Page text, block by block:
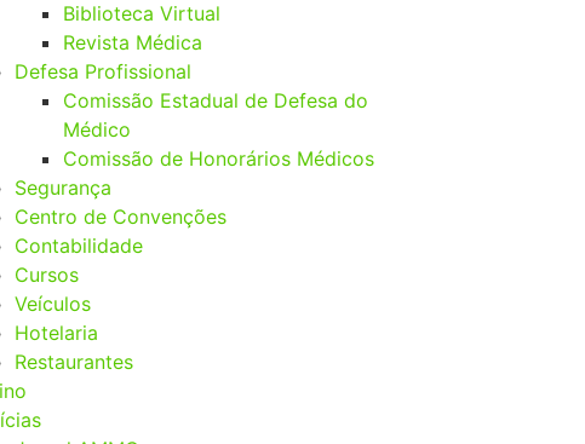
Biblioteca Virtual
Revista Médica
Defesa Profissional
Comissão Estadual de Defesa do
Médico
Comissão de Honorários Médicos
Segurança
Centro de Convenções
Contabilidade
Cursos
Veículos
Hotelaria
Restaurantes